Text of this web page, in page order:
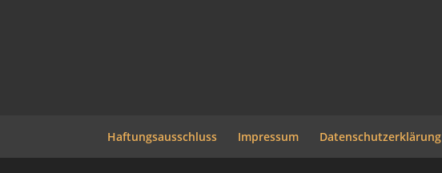
Haftungsausschluss Impressum Datenschutzerklärung